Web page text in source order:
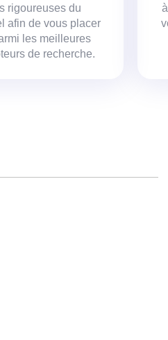
rigoureuses du
afin de vous placer
les meilleures
de recherche.